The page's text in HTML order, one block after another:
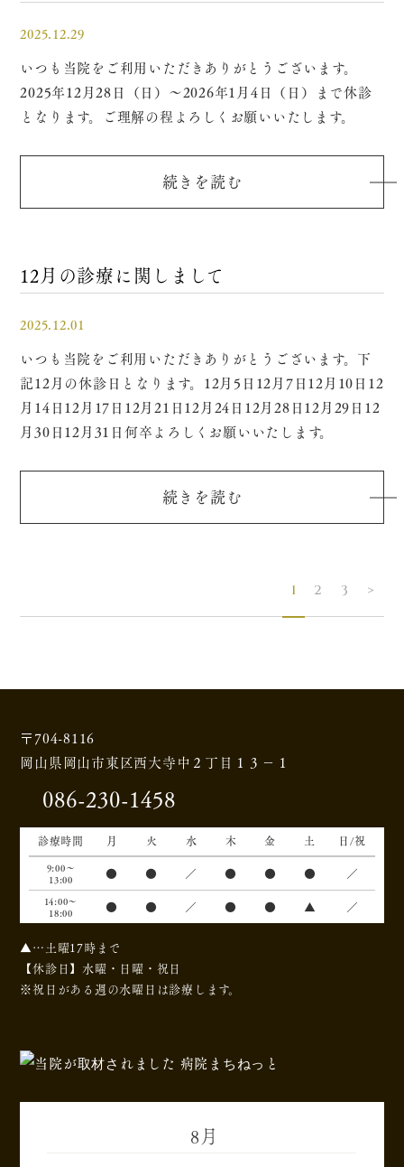
2025.12.29
いつも当院をご利用いただきありがとうございます。
2025年12月28日（日）～2026年1月4日（日）まで休診
となります。ご理解の程よろしくお願いいたします。
続きを読む
12月の診療に関しまして
2025.12.01
いつも当院をご利用いただきありがとうございます。下
記12月の休診日となります。12月5日12月7日12月10日12
月14日12月17日12月21日12月24日12月28日12月29日12
月30日12月31日何卒よろしくお願いいたします。
続きを読む
1 2 3 >
〒704-8116
岡山県岡山市東区西大寺中２丁目１３－１
086-230-1458
診療時間 月 火 水 木 金 土 日/祝
9:00～
13:00 ● ● ／ ● ● ● ／
14:00～
18:00 ● ● ／ ● ● ▲ ／
▲…土曜17時まで
【休診日】水曜・日曜・祝日
※祝日がある週の水曜日は診療します。
«8月